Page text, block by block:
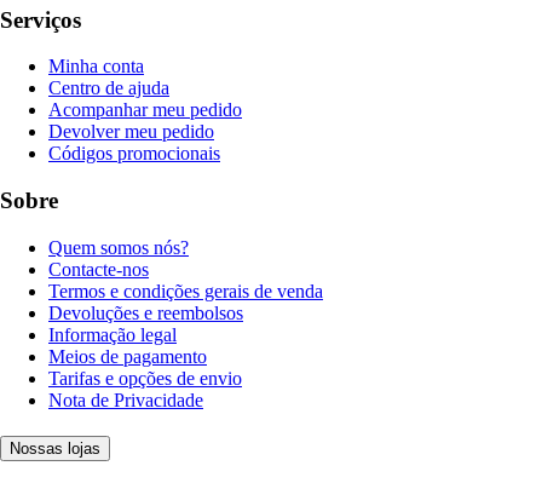
Serviços
Minha conta
Centro de ajuda
Acompanhar meu pedido
Devolver meu pedido
Códigos promocionais
Sobre
Quem somos nós?
Contacte-nos
Termos e condições gerais de venda
Devoluções e reembolsos
Informação legal
Meios de pagamento
Tarifas e opções de envio
Nota de Privacidade
Nossas lojas